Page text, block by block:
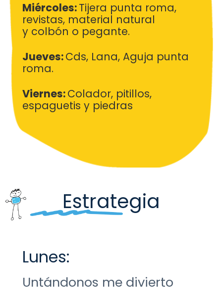
Miércoles:Tijera punta roma,
revistas, material natural
y colbón o pegante.
Jueves:Cds, Lana, Aguja punta
roma.
Viernes:Colador, pitillos,
espaguetis y piedras
Estrategia
Lunes:
Untándonos me divierto